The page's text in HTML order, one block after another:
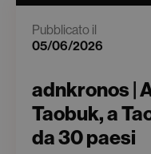
Pubblicato il
05/06/2026
adnkronos |
Taobuk, a
da 30 paesi